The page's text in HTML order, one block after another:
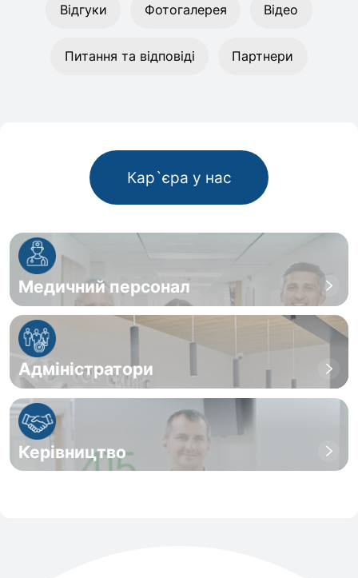
Відгуки Фотогалерея Відео
Питання та відповіді Партнери
Кар`єра у нас
Медичний персонал
Адміністратори
Керівництво